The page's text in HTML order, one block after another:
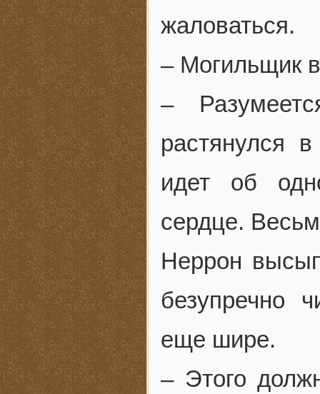
жаловаться.
– Могильщик
–
растянулся
идет об
сердце.
Неррон
безупречно
еще шире.
– Этого